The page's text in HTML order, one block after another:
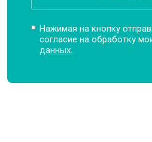
Нажимая на кнопку
согласие на обработку
данных.